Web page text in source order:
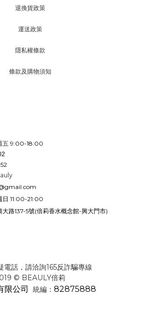
退換貨政策
運送政策
隱私權條款
條款及購物須知
五 9:00-18:00
日 11:00-21:00
大路137-5號(倍莉香水概念館-興大門市)
電話，請洽詢165反詐騙專線
© BEAULY倍莉
限公司 統編： 82875888